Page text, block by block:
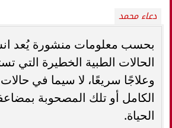
دعاء محمد
بحسب معلومات منشورة يُعد
الحالات الطبية الخطيرة التي
وعلاجًا سريعًا، لا سيما في حالات
الكامل أو تلك المصحوبة
الحياة.